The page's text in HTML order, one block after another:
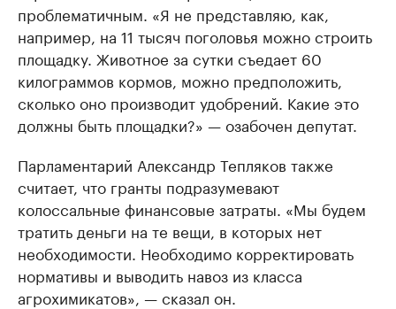
проблематичным. «Я не представляю, как,
например, на 11 тысяч поголовья можно строить
площадку. Животное за сутки съедает 60
килограммов кормов, можно предположить,
сколько оно производит удобрений. Какие это
должны быть площадки?» — озабочен депутат.
Парламентарий Александр Тепляков также
считает, что гранты подразумевают
колоссальные финансовые затраты. «Мы будем
тратить деньги на те вещи, в которых нет
необходимости. Необходимо корректировать
нормативы и выводить навоз из класса
агрохимикатов», — сказал он.